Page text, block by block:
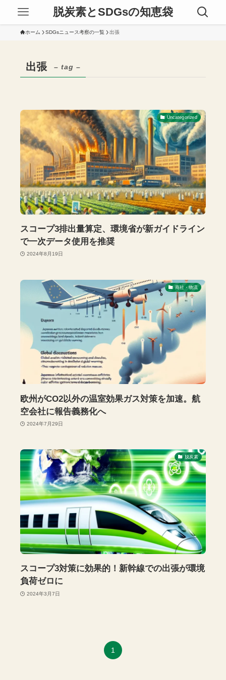
脱炭素とSDGsの知恵袋
ホーム SDGsニュース考察の一覧 出張
出張 – tag –
Uncategorized
スコープ3排出量算定、環境省が新ガイドライン
で一次データ使用を推奨
2024年8月19日
商社・物流
欧州がCO2以外の温室効果ガス対策を加速。航
空会社に報告義務化へ
2024年7月29日
脱炭素
スコープ3対策に効果的！新幹線での出張が環境
負荷ゼロに
2024年3月7日
1